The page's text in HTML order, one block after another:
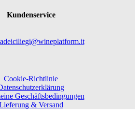
Kundenservice
Cookie-Richtlinie
Geschäftsbedingungen
& Versand